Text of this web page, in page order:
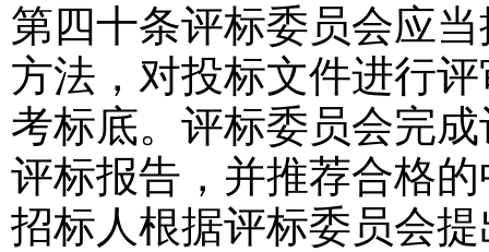
第四十条评标委员会应
方法，对投标文件进行
考标底。评标委员会完
评标报告，并推荐合格
招标人根据评标委员会